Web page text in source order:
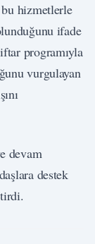
hizmetlerle
ifade
programıyla
vurgulayan
devam
destek